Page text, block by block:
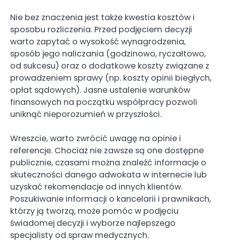
Nie bez znaczenia jest także kwestia kosztów i
sposobu rozliczenia. Przed podjęciem decyzji
warto zapytać o wysokość wynagrodzenia,
sposób jego naliczania (godzinowo, ryczałtowo,
od sukcesu) oraz o dodatkowe koszty związane z
prowadzeniem sprawy (np. koszty opinii biegłych,
opłat sądowych). Jasne ustalenie warunków
finansowych na początku współpracy pozwoli
uniknąć nieporozumień w przyszłości.
Wreszcie, warto zwrócić uwagę na opinie i
referencje. Chociaż nie zawsze są one dostępne
publicznie, czasami można znaleźć informacje o
skuteczności danego adwokata w internecie lub
uzyskać rekomendacje od innych klientów.
Poszukiwanie informacji o kancelarii i prawnikach,
którzy ją tworzą, może pomóc w podjęciu
świadomej decyzji i wyborze najlepszego
specjalisty od spraw medycznych.